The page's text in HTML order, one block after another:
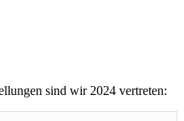
sind wir 2024 vertreten: